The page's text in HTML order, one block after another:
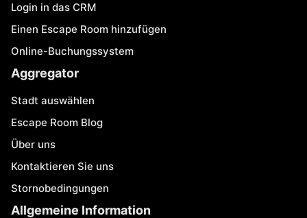
Login in das CRM
Einen Escape Room hinzufügen
Online-Buchungssystem
Aggregator
Stadt auswählen
Escape Room Blog
Über uns
Kontaktieren Sie uns
Stornobedingungen
Allgemeine Information